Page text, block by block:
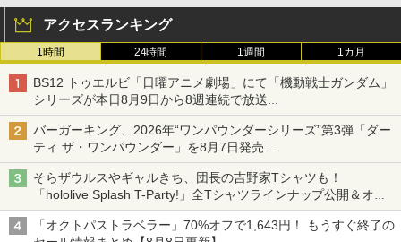
ヤマトよ永遠に REBEL3199 7＜最終巻
＞【Blu-ray】 [ 西崎義展 ]
￥8,751
銀河英雄伝説 Blu-ray BOX スタンダー
ドエディション 1【Blu-ray】 [ 堀川亮 ]
￥16,368
アクセスランキング
1時間 24時間 1週間 1カ月
BS12 トゥエルビ「日曜アニメ劇場」にて「機動戦士ガンダム」
シリーズが本日8月9日から8週連続で放送
初回は「機動戦士ガンダム【HDリマスター版】」
バーガーキング、2026年“ワンパウンダーシリーズ”第3弾「ダー
ティ ザ・ワンパウンダー」を8月7日発売
「特製ガーリックマヨソース」を使用した超大型チーズバーガー
そらザウルスやギャルきち、団長の吉野家Tシャツも！
「hololive Splash T-Party!」全Tシャツラインナップ公開＆オン
ライン販売開始
「オクトパストラベラー」70%オフで1,643円！ もうすぐ終了の